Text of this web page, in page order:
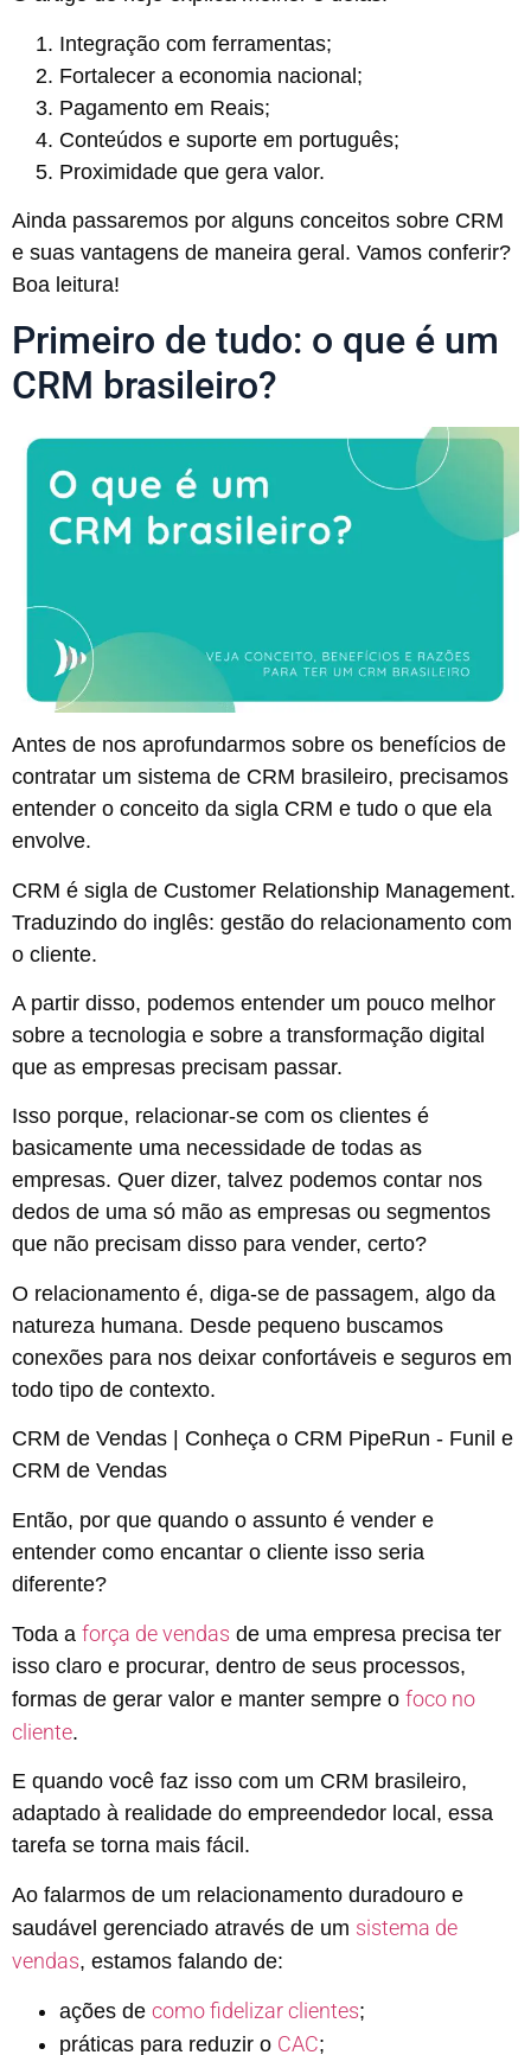
Integração com ferramentas;
Fortalecer a economia nacional;
Pagamento em Reais;
Conteúdos e suporte em português;
Proximidade que gera valor.
Ainda passaremos por alguns conceitos sobre CRM
e suas vantagens de maneira geral. Vamos conferir?
Boa leitura!
Primeiro de tudo: o que é um
CRM brasileiro?
Antes de nos aprofundarmos sobre os benefícios de
contratar um sistema de CRM brasileiro, precisamos
entender o conceito da sigla CRM e tudo o que ela
envolve.
CRM é sigla de Customer Relationship Management.
Traduzindo do inglês: gestão do relacionamento com
o cliente.
A partir disso, podemos entender um pouco melhor
sobre a tecnologia e sobre a transformação digital
que as empresas precisam passar.
Isso porque, relacionar-se com os clientes é
basicamente uma necessidade de todas as
empresas. Quer dizer, talvez podemos contar nos
dedos de uma só mão as empresas ou segmentos
que não precisam disso para vender, certo?
O relacionamento é, diga-se de passagem, algo da
natureza humana. Desde pequeno buscamos
conexões para nos deixar confortáveis e seguros em
todo tipo de contexto.
CRM de Vendas | Conheça o CRM PipeRun - Funil e
CRM de Vendas
Então, por que quando o assunto é vender e
entender como encantar o cliente isso seria
diferente?
Toda a força de vendas de uma empresa precisa ter
isso claro e procurar, dentro de seus processos,
formas de gerar valor e manter sempre o foco no
cliente.
E quando você faz isso com um CRM brasileiro,
adaptado à realidade do empreendedor local, essa
tarefa se torna mais fácil.
Ao falarmos de um relacionamento duradouro e
saudável gerenciado através de um sistema de
vendas, estamos falando de:
ações de como fidelizar clientes;
práticas para reduzir o CAC;